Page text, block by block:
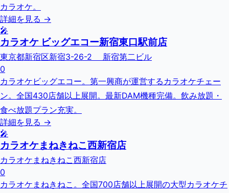
カラオケ。
詳細を見る →
🎤
カラオケ ビッグエコー新宿東口駅前店
東京都新宿区新宿3-26-2 新宿第二ビル
0
カラオケビッグエコー。第一興商が運営するカラオケチェー
ン。全国430店舗以上展開。最新DAM機種完備。飲み放題・
食べ放題プラン充実。
詳細を見る →
🎤
カラオケまねきねこ西新宿店
カラオケまねきねこ西新宿店
0
カラオケまねきねこ。全国700店舗以上展開の大型カラオケチ